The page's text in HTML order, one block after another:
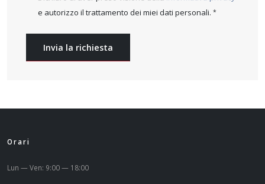
e autorizzo il trattamento dei miei dati personali.
Invia la richiesta
Orari
Lun — Ven: 9:00 — 18:00